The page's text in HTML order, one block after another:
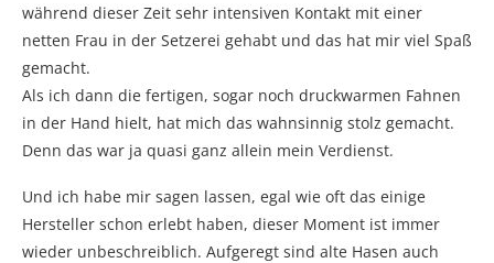
während dieser Zeit sehr intensiven Kontakt mit einer
netten Frau in der Setzerei gehabt und das hat mir viel Spaß
gemacht.
Als ich dann die fertigen, sogar noch druckwarmen Fahnen
in der Hand hielt, hat mich das wahnsinnig stolz gemacht.
Denn das war ja quasi ganz allein mein Verdienst.
Und ich habe mir sagen lassen, egal wie oft das einige
Hersteller schon erlebt haben, dieser Moment ist immer
wieder unbeschreiblich. Aufgeregt sind alte Hasen auch